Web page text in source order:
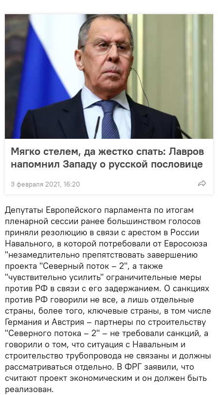
Мягко стелем, да жестко спать: Лавров
напомнил Западу о русской пословице
3 февраля 2021, 16:20
Депутаты Европейского парламента по итогам
пленарной сессии ранее большинством голосов
приняли резолюцию в связи с арестом в России
Навального, в которой потребовали от Евросоюза
"незамедлительно препятствовать завершению
проекта "Северный поток – 2", а также
"чувствительно усилить" ограничительные меры
против РФ в связи с его задержанием. О санкциях
против РФ говорили не все, а лишь отдельные
страны, более того, ключевые страны, в том числе
Германия и Австрия – партнеры по строительству
"Северного потока – 2" – не требовали санкций, а
говорили о том, что ситуация с Навальным и
строительство трубопровода не связаны и должны
рассматриваться отдельно. В ФРГ заявили, что
считают проект экономическим и он должен быть
реализован.